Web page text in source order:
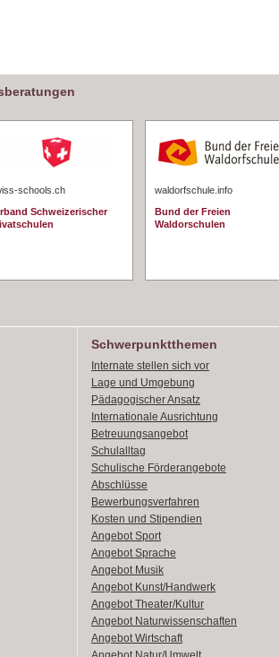
schools.ch
Schweizerischer
waldorfschule.info
Bund der Freien
Waldorschulen
Schwerpunktthemen
Internate stellen sich vor
Lage und Umgebung
Pädagogischer Ansatz
Internationale Ausrichtung
Betreuungsangebot
Schulalltag
Schulische Förderangebote
Abschlüsse
Bewerbungsverfahren
Kosten und Stipendien
Angebot Sport
Angebot Sprache
Angebot Musik
Angebot Kunst/Handwerk
Angebot Theater/Kultur
Angebot Naturwissenschaften
Angebot Wirtschaft